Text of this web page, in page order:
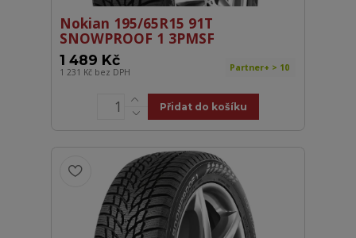
Nokian 195/65R15 91T
SNOWPROOF 1 3PMSF
1 489 Kč
1 231 Kč bez DPH Partner+ > 10
Přidat do košíku